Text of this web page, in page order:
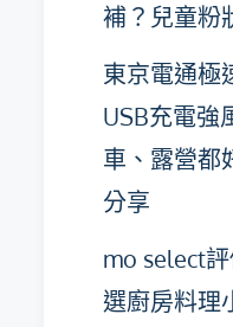
補？兒童粉
東京電通極
USB充電強
車、露營都
分享
mo select
選廚房料理